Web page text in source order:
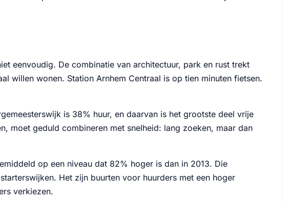
eenvoudig. De combinatie van architectuur, park en rust trekt
willen wonen. Station Arnhem Centraal is op tien minuten fietsen.
is 38% huur, en daarvan is het grootste deel vrije
moet geduld combineren met snelheid: lang zoeken, maar dan
op een niveau dat 82% hoger is dan in 2013. Die
Het zijn buurten voor huurders met een hoger
verkiezen.